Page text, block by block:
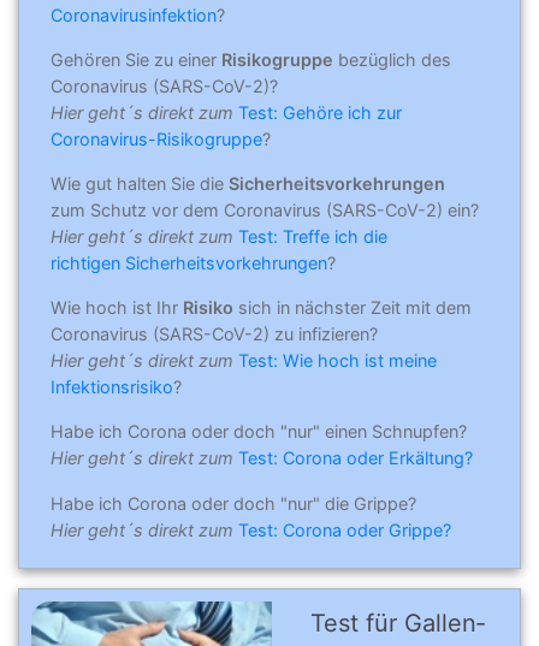
Coronavirusinfektion?
Gehören Sie zu einer Risikogruppe bezüglich des
Coronavirus (SARS-CoV-2)?
Hier geht´s direkt zum Test: Gehöre ich zur
Coronavirus-Risikogruppe?
Wie gut halten Sie die Sicherheitsvorkehrungen
zum Schutz vor dem Coronavirus (SARS-CoV-2) ein?
Hier geht´s direkt zum Test: Treffe ich die
richtigen Sicherheitsvorkehrungen?
Wie hoch ist Ihr Risiko sich in nächster Zeit mit dem
Coronavirus (SARS-CoV-2) zu infizieren?
Hier geht´s direkt zum Test: Wie hoch ist meine
Infektionsrisiko?
Habe ich Corona oder doch "nur" einen Schnupfen?
Hier geht´s direkt zum Test: Corona oder Erkältung?
Habe ich Corona oder doch "nur" die Grippe?
Hier geht´s direkt zum Test: Corona oder Grippe?
Test für Gallen­